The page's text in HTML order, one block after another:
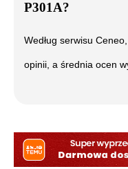
P301A?
Według serwisu Ceneo,
opinii, a średnia ocen